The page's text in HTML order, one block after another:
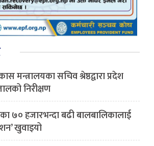
मन्त्रालयका सचिव श्रेष्ठद्वारा प्रदेश
निरीक्षण
७० हजारभन्दा बढी बालबालिकालाई
खुवाइयो